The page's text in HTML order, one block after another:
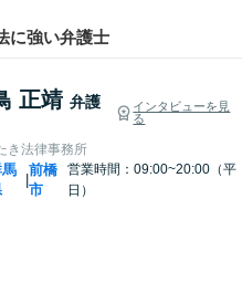
に強い弁護士
正靖 弁護
インタビューを見
る
き法律事務所
|
前橋
市
営業時間：09:00~20:00（平
日）